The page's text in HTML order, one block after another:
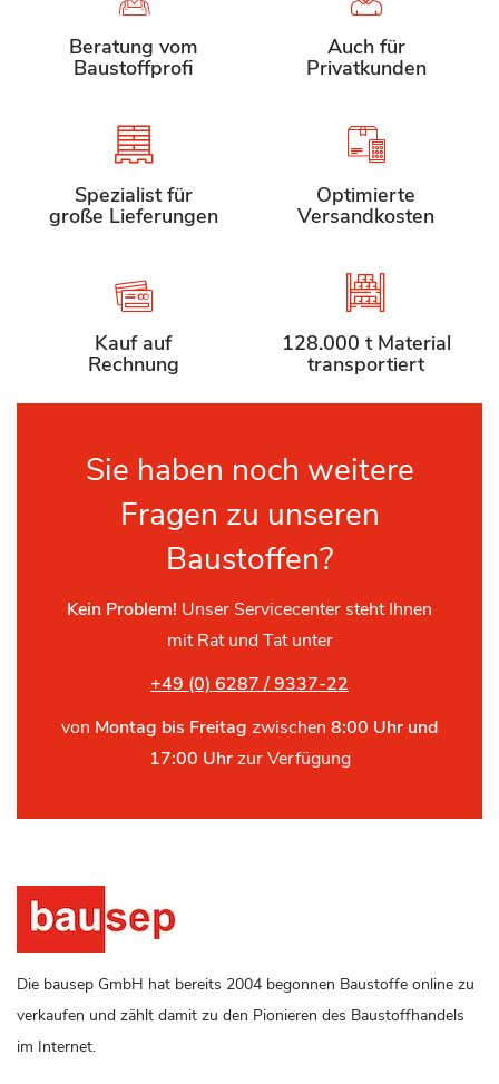
Beratung vom
Baustoffprofi
Auch für
Privatkunden
Spezialist für
große Lieferungen
Optimierte
Versandkosten
Kauf auf
Rechnung
128.000 t Material
transportiert
Sie haben noch weitere
Fragen zu unseren
Baustoffen?
Kein Problem! Unser Servicecenter steht Ihnen
mit Rat und Tat unter
+49 (0) 6287 / 9337-22
von Montag bis Freitag zwischen 8:00 Uhr und
17:00 Uhrzur Verfügung
Die bausep GmbH hat bereits 2004 begonnen Baustoffe online zu
verkaufen und zählt damit zu den Pionieren des Baustoffhandels
im Internet.